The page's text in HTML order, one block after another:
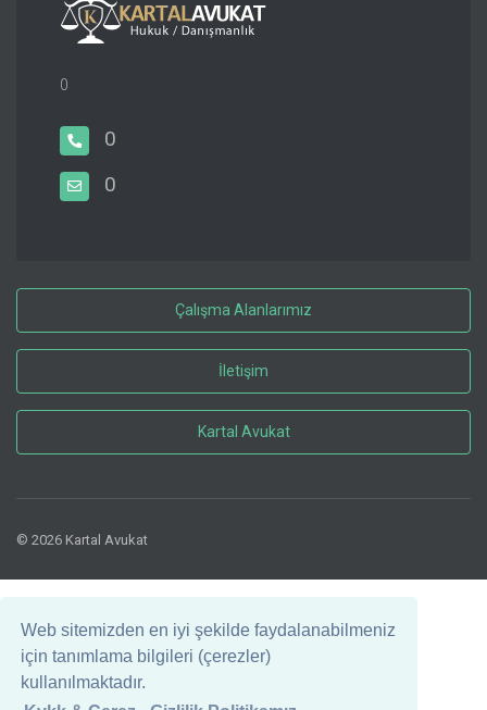
Web sitemizden en iyi şekilde faydalanabilmeniz
için tanımlama bilgileri (çerezler)
kullanılmaktadır.
0
0
0
Çalışma Alanlarımız
İletişim
Kartal Avukat
© 2026 Kartal Avukat